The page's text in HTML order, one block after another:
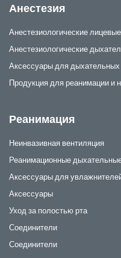
Анестезия
Анестезиологические
Анестезиологические
Аксессуары для дыхательных
Продукция для реанимации и
Реанимация
Неинвазивная вентиляция
Реанимационные
Аксессуары для
Аксессуары
Уход за полостью рта
Соединители
Соединители